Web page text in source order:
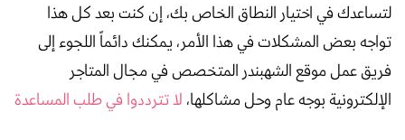
لتساعدك في اختيار النطاق الخاص بك، إن كنت بعد كل هذا
تواجه بعض المشكلات في هذا الأمر، يمكنك دائماً اللجوء إلى
فريق عمل موقع الشهبندر المتخصص في مجال المتاجر
الإلكترونية بوجه عام وحل مشاكلها، لا تترددوا في طلب المساعدة